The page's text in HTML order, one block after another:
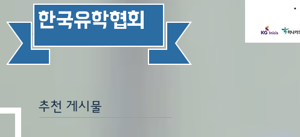
​한국유학협회
추천 게시물